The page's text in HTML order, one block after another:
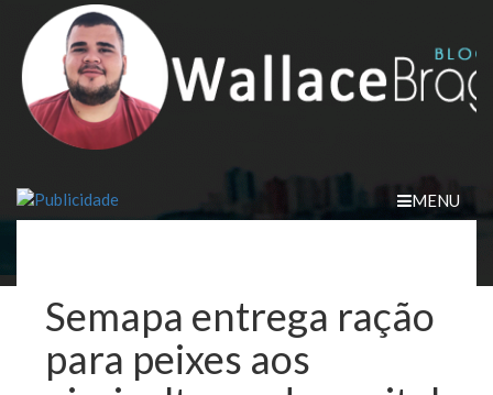
content
MENU
Semapa entrega ração
para peixes aos